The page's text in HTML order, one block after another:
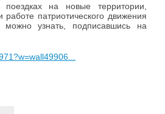
поездках на новые территории,
работе патриотического движения
можно узнать, подписавшись на